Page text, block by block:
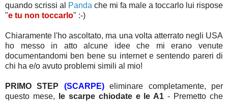
quando scrissi al
Panda che mi fa male a toccarlo lui rispose
"e tu non toccarlo" :-)
Chiaramente l'ho ascoltato, ma una volta atterrato negli USA
ho messo in atto alcune idee che mi erano venute
documentandomi ben bene su internet e sentendo pareri di
chi ha e/o avuto problemi simili al mio!
PRIMO STEP (SCARPE)eliminare completamente, per
questo mese,
le scarpe chiodate e le A1 - Premetto che